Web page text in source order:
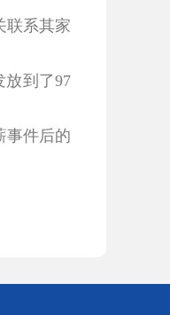
联系其家
到了97
事件后的